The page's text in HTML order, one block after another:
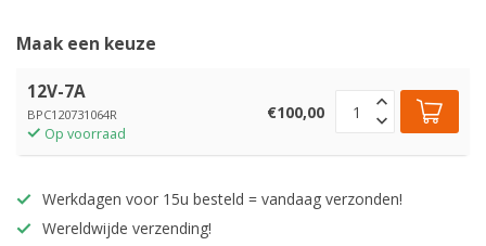
Maak een keuze
12V-7A
BPC120731064R
Op voorraad
€100,00
Werkdagen voor 15u besteld = vandaag verzonden!
Wereldwijde verzending!